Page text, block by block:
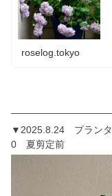
roselog.tokyo
▼2025.8.24 プラン
0 夏剪定前